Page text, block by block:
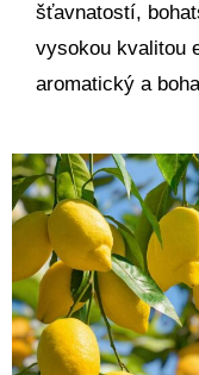
šťavnatostí,
vysokou kvalitou
aromatický a